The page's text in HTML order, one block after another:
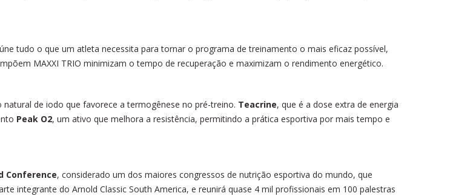
tudo o que um atleta necessita para tornar o programa de treinamento o mais eficaz possível,
MAXXI TRIO minimizam o tempo de recuperação e maximizam o rendimento energético.
natural de iodo que favorece a termogênese no pré-treino. Teacrine, que é a dose extra de energia
Peak O2, um ativo que melhora a resistência, permitindo a prática esportiva por mais tempo e
Conference, considerado um dos maiores congressos de nutrição esportiva do mundo, que
integrante do Arnold Classic South America, e reunirá quase 4 mil profissionais em 100 palestras